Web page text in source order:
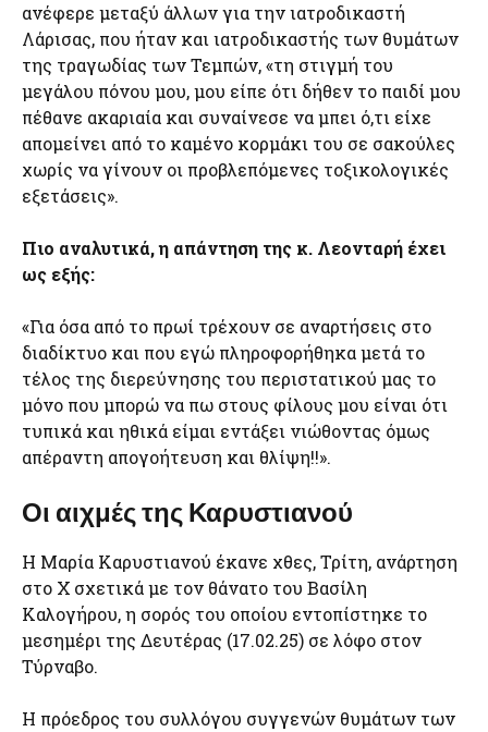
ανέφερε μεταξύ άλλων για την ιατροδικαστή
Λάρισας, που ήταν και ιατροδικαστής των θυμάτων
της τραγωδίας των Τεμπών, «τη στιγμή του
μεγάλου πόνου μου, μου είπε ότι δήθεν το παιδί μου
πέθανε ακαριαία και συναίνεσε να μπει ό,τι είχε
απομείνει από το καμένο κορμάκι του σε σακούλες
χωρίς να γίνουν οι προβλεπόμενες τοξικολογικές
εξετάσεις».
Πιο αναλυτικά, η απάντηση της κ. Λεονταρή έχει
ως εξής:
«Για όσα από το πρωί τρέχουν σε αναρτήσεις στο
διαδίκτυο και που εγώ πληροφορήθηκα μετά το
τέλος της διερεύνησης του περιστατικού μας το
μόνο που μπορώ να πω στους φίλους μου είναι ότι
τυπικά και ηθικά είμαι εντάξει νιώθοντας όμως
απέραντη απογοήτευση και θλίψη!!».
Οι αιχμές της Καρυστιανού
Η Μαρία Καρυστιανού έκανε χθες, Τρίτη, ανάρτηση
στο Χ σχετικά με τον θάνατο του Βασίλη
Καλογήρου, η σορός του οποίου εντοπίστηκε το
μεσημέρι της Δευτέρας (17.02.25) σε λόφο στον
Τύρναβο.
Η πρόεδρος του συλλόγου συγγενών θυμάτων των